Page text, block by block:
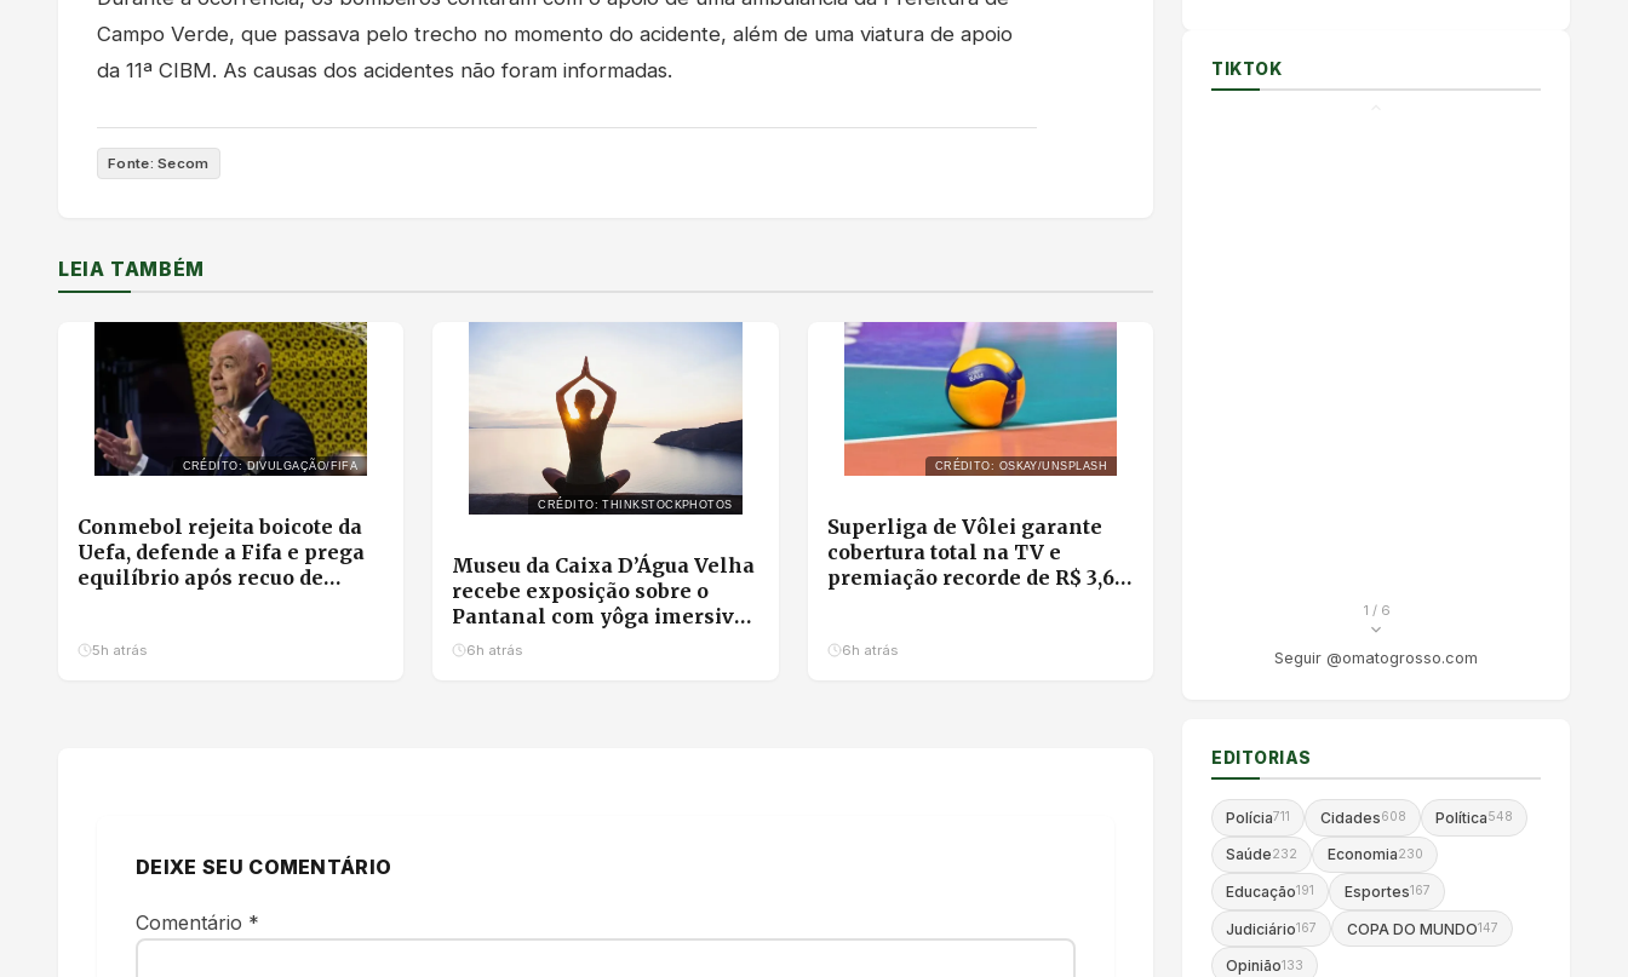
Campo Verde, que passava pelo trecho no momento do acidente, além de uma viatura de apoio
da 11ª CIBM. As causas dos acidentes não foram informadas.
Fonte: Secom
LEIA TAMBÉM
CRÉDITO: DIVULGAÇÃO/FIFA
Conmebol rejeita boicote da
Uefa, defende a Fifa e prega
equilíbrio após recuo de
5h atrás
CRÉDITO: THINKSTOCKPHOTOS
Museu da Caixa D’Água Velha
recebe exposição sobre o
Pantanal com yôga imersivo
e feirinha em Cuiabá
6h atrás
CRÉDITO: OSKAY/UNSPLASH
Superliga de Vôlei garante
cobertura total na TV e
premiação recorde de R$ 3,6
6h atrás
DEIXE SEU COMENTÁRIO
Comentário *
TIKTOK
1 / 6
Seguir @omatogrosso.com
EDITORIAS
Polícia711 Cidades608 Política548
Saúde232 Economia230
Educação191 Esportes167
Judiciário167 COPA DO MUNDO147
Opinião133